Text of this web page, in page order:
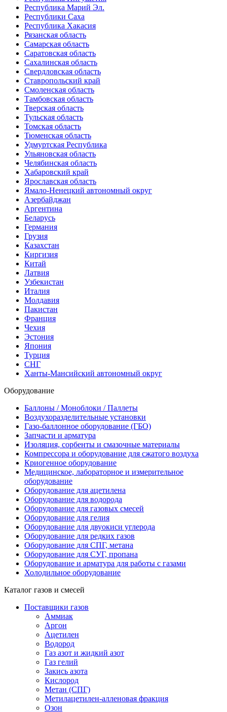
Республика Марий Эл.
Республики Саха
Республика Хакасия
Рязанская область
Самарская область
Саратовская область
Сахалинская область
Свердловская область
Ставропольский край
Смоленская область
Тамбовская область
Тверская область
Тульская область
Томская область
Тюменская область
Удмуртская Республика
Ульяновская область
Челябинская область
Хабаровский край
Ярославская область
Ямало-Ненецкий автономный округ
Азербайджан
Аргентина
Беларусь
Германия
Грузия
Казахстан
Киргизия
Китай
Латвия
Узбекистан
Италия
Молдавия
Пакистан
Франция
Чехия
Эстония
Япония
Турция
СНГ
Ханты-Мансийский автономный округ
Оборудование
Баллоны / Моноблоки / Паллеты
Воздухоразделительные установки
Газо-баллонное оборудование (ГБО)
Запчасти и арматура
Изоляция, сорбенты и смазочные материалы
Компрессора и оборудование для сжатого воздуха
Криогенное оборудование
Медицинское, лабораторное и измерительное
оборудование
Оборудование для ацетилена
Оборудование для водорода
Оборудование для газовых смесей
Оборудование для гелия
Оборудование для двуокиси углерода
Оборудование для редких газов
Оборудование для СПГ, метана
Оборудование для СУГ, пропана
Оборудование и арматура для работы с газами
Холодильное оборудование
Каталог газов и смесей
Поставщики газов
Аммиак
Аргон
Ацетилен
Водород
Газ азот и жидкий азот
Газ гелий
Закись азота
Кислород
Метан (СПГ)
Метилацетилен-алленовая фракция
Озон